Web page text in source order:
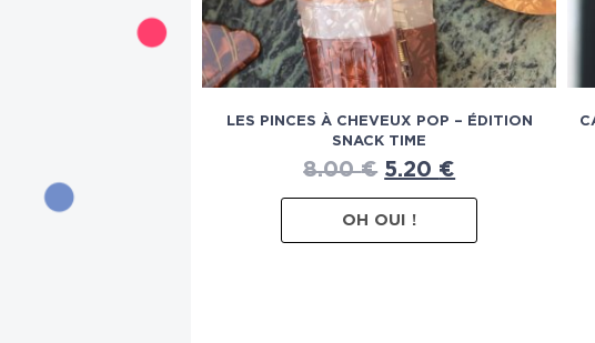
LES PINCES À CHEVEUX POP – ÉDITION
SNACK TIME
8.00€ 5.20 €
OH OUI !